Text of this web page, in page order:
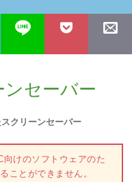
セーバー
クリーンセーバー
けのソフトウェアのた
ことができません。